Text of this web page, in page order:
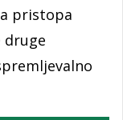
pristopa
druge